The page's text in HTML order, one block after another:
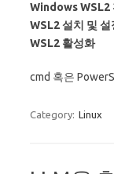
Windows WSL2
WSL2 설치 및 설
WSL2 활성화
cmd 혹은
Category: Linux